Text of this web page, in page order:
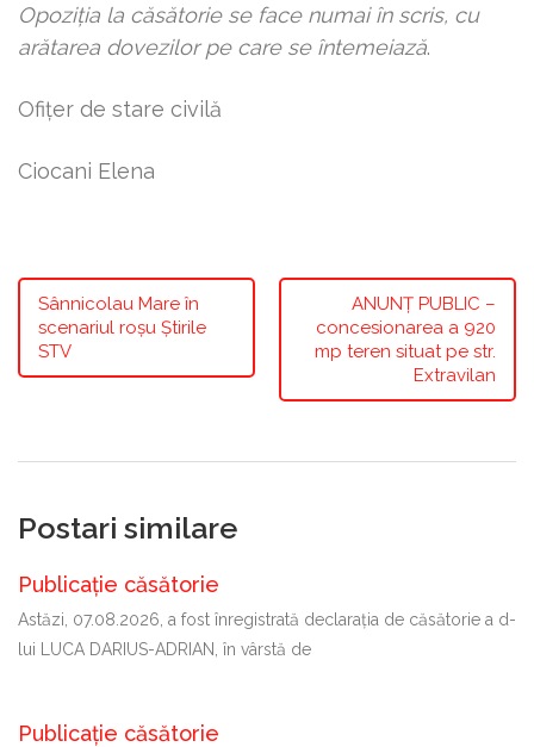
Opoziţia la căsătorie se face numai în scris, cu
arătarea dovezilor pe care se întemeiază.
Ofiţer de stare civilă
Ciocani Elena
Sânnicolau Mare în
scenariul roșu Știrile
STV
ANUNŢ PUBLIC –
concesionarea a 920
mp teren situat pe str.
Extravilan
Postari similare
Publicație căsătorie
Astăzi, 07.08.2026, a fost înregistrată declaraţia de căsătorie a d-
lui LUCA DARIUS-ADRIAN, în vârstă de
Publicație căsătorie